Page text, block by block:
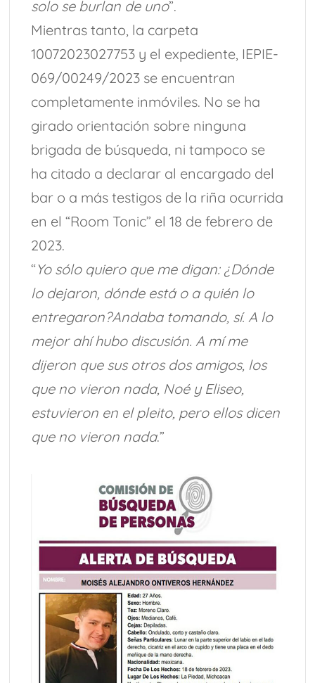
solo se burlan de uno”.
Mientras tanto, la carpeta
10072023027753 y el expediente, IEPIE-
069/00249/2023 se encuentran
completamente inmóviles. No se ha
girado orientación sobre ninguna
brigada de búsqueda, ni tampoco se
ha citado a declarar al encargado del
bar o a más testigos de la riña ocurrida
en el “Room Tonic” el 18 de febrero de
2023.
“Yo sólo quiero que me digan: ¿Dónde
lo dejaron, dónde está o a quién lo
entregaron?Andaba tomando, sí. A lo
mejor ahí hubo discusión. A mí me
dijeron que sus otros dos amigos, los
que no vieron nada, Noé y Eliseo,
estuvieron en el pleito, pero ellos dicen
que no vieron nada.”